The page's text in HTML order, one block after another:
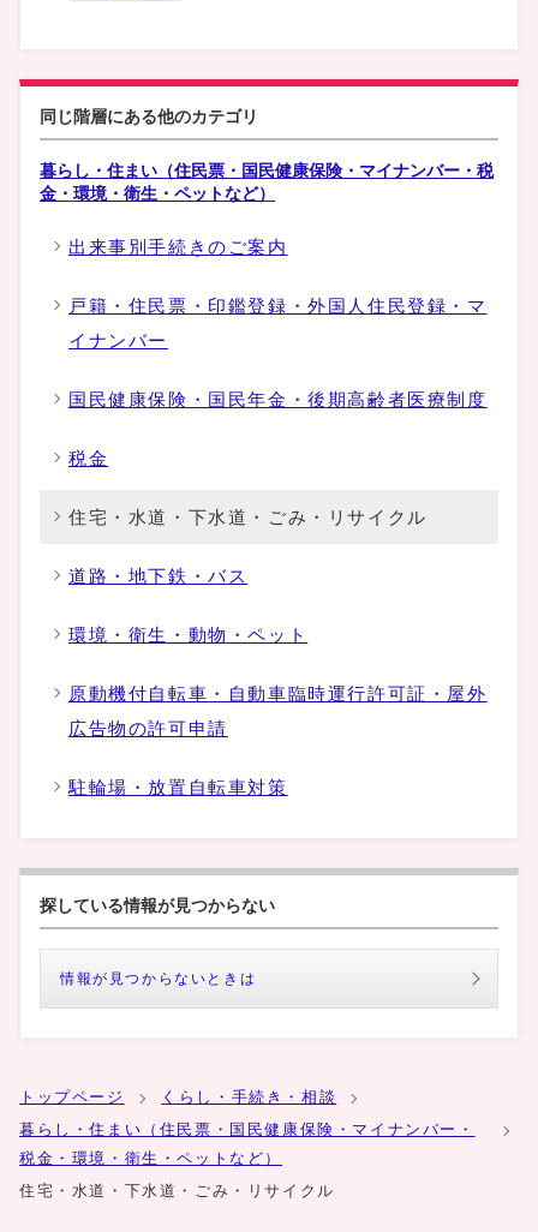
同じ階層にある他のカテゴリ
暮らし・住まい（住民票・国民健康保険・マイナンバー・税
金・環境・衛生・ペットなど）
出来事別手続きのご案内
戸籍・住民票・印鑑登録・外国人住民登録・マ
イナンバー
国民健康保険・国民年金・後期高齢者医療制度
税金
住宅・水道・下水道・ごみ・リサイクル
道路・地下鉄・バス
環境・衛生・動物・ペット
原動機付自転車・自動車臨時運行許可証・屋外
広告物の許可申請
駐輪場・放置自転車対策
探している情報が見つからない
情報が見つからないときは
トップページ
くらし・手続き・相談
暮らし・住まい（住民票・国民健康保険・マイナンバー・
税金・環境・衛生・ペットなど）
住宅・水道・下水道・ごみ・リサイクル